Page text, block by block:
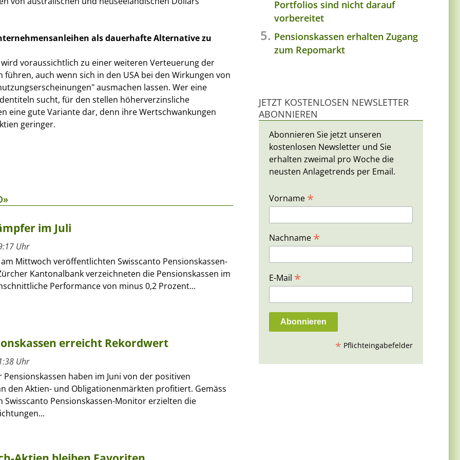
als dauerhafte Alternative zu
voraussichtlich zu einer weiteren Verteuerung der
führen, auch wenn sich in den USA bei den Wirkungen von
ausmachen lassen. Wer eine
sucht, für den stellen höherverzinsliche
eine gute Variante dar, denn ihre Wertschwankungen
geringer.
im Juli
Uhr
Mittwoch veröffentlichten Swisscanto Pensionskassen-
Kantonalbank verzeichneten die Pensionskassen im
Performance von minus 0,2 Prozent...
erreicht Rekordwert
Uhr
Pensionskassen haben im Juni von der positiven
den Aktien- und Obligationenmärkten profitiert. Gemäss
Swisscanto Pensionskassen-Monitor erzielten die
Portfolios sind nicht darauf
vorbereitet
Pensionskassen erhalten Zugang
zum Repomarkt
JETZT KOSTENLOSEN NEWSLETTER
ABONNIEREN
Abonnieren Sie jetzt unseren
kostenlosen Newsletter und Sie
erhalten zweimal pro Woche die
neusten Anlagetrends per Email.
Vorname *
Nachname *
E-Mail *
* Pflichteingabefelder